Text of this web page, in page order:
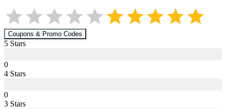
Coupons & Promo Codes
5 Stars
0
4 Stars
0
3 Stars